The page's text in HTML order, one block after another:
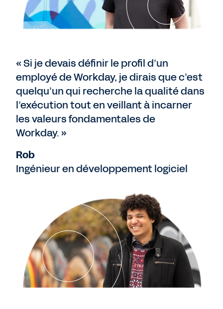
« Si je devais définir le profil d’un
employé de Workday, je dirais que c’est
quelqu’un qui recherche la qualité dans
l’exécution tout en veillant à incarner
les valeurs fondamentales de
Workday. »
Rob
Ingénieur en développement logiciel